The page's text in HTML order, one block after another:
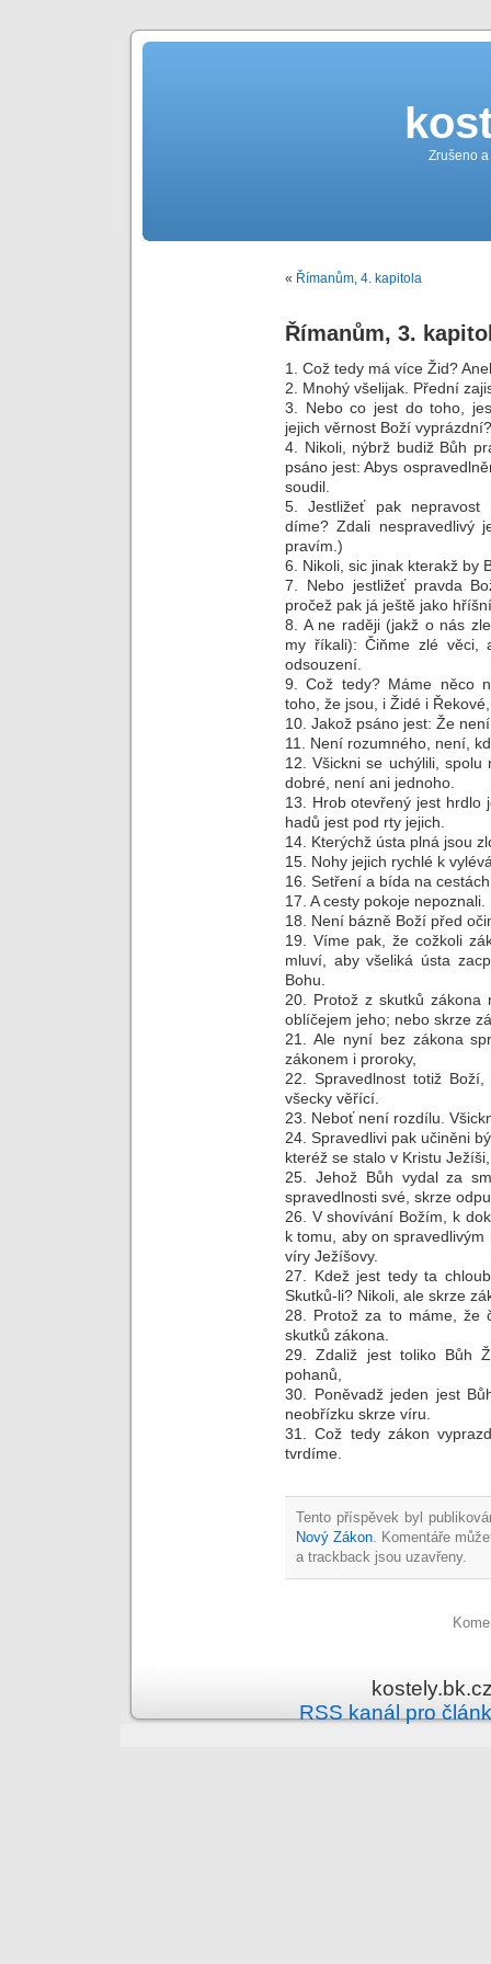
Zrušeno
« Římanům, 4. kapitola
Římanům, 3.
1. Což tedy má více Žid?
2. Mnohý všelijak. Přední
3. Nebo co jest do toho,
jejich věrnost Boží vyprázdní?
4. Nikoli, nýbrž budiž Bůh
psáno jest: Abys
soudil.
5. Jestližeť pak nepravost
díme? Zdali nespravedlivý
pravím.)
6. Nikoli, sic jinak kterakž by
7. Nebo jestližeť pravda
pročež pak já ještě jako
8. A ne raději (jakž o nás
my říkali): Čiňme zlé věci,
odsouzení.
9. Což tedy? Máme něco
toho, že jsou, i Židé i
10. Jakož psáno jest: Že
11. Není rozumného, není,
12. Všickni se uchýlili,
dobré, není ani jednoho.
13. Hrob otevřený jest hrdlo
hadů jest pod rty jejich.
14. Kterýchž ústa plná jsou
15. Nohy jejich rychlé k
16. Setření a bída na
17. A cesty pokoje nepoznali.
18. Není bázně Boží před
19. Víme pak, že cožkoli
mluví, aby všeliká ústa
Bohu.
20. Protož z skutků zákona
oblíčejem jeho; nebo skrze
21. Ale nyní bez zákona
zákonem i proroky,
22. Spravedlnost totiž
všecky věřící.
23. Neboť není rozdílu.
24. Spravedlivi pak učiněni
kteréž se stalo v Kristu Ježíši,
25. Jehož Bůh vydal za
spravedlnosti své, skrze
26. V shovívání Božím, k
k tomu, aby on
víry Ježíšovy.
27. Kdež jest tedy ta
Skutků-li? Nikoli, ale skrze
28. Protož za to máme, že
skutků zákona.
29. Zdaliž jest toliko Bůh
pohanů,
30. Poněvadž jeden jest
neobřízku skrze víru.
31. Což tedy zákon
tvrdíme.
Tento příspěvek byl
Nový Zákon . Komentáře
a trackback jsou uzavřeny.
RSS kanál pro